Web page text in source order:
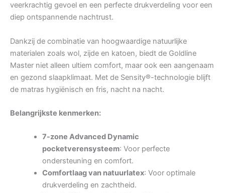
veerkrachtig gevoel en een perfecte drukverdeling voor een
diep ontspannende nachtrust.
Dankzij de combinatie van hoogwaardige natuurlijke
materialen zoals wol, zijde en katoen, biedt de Goldline
Master niet alleen ultiem comfort, maar ook een aangenaam
en gezond slaapklimaat. Met de Sensity®-technologie blijft
de matras hygiënisch en fris, nacht na nacht.
Belangrijkste kenmerken:
7-zone Advanced Dynamic
pocketverensysteem: Voor perfecte
ondersteuning en comfort.
Comfortlaag van natuurlatex: Voor optimale
drukverdeling en zachtheid.